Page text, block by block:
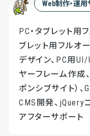
Web制作・運
PC・タブレット用
ブレット用フルオ
デザイン、PC用
ヤーフレーム作成
ポンシブサイト）
CMS開発、jQuery
アフターサポート